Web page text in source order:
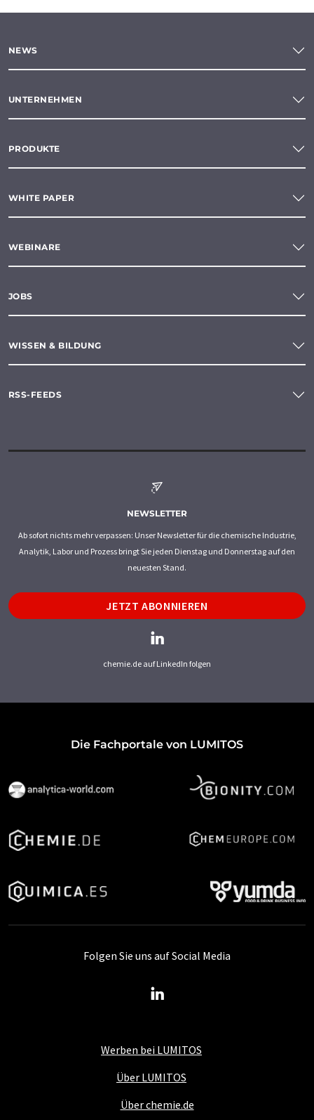
NEWS
UNTERNEHMEN
PRODUKTE
WHITE PAPER
WEBINARE
JOBS
WISSEN & BILDUNG
RSS-FEEDS
NEWSLETTER
Ab sofort nichts mehr verpassen: Unser Newsletter für die chemische Industrie,
Analytik, Labor und Prozess bringt Sie jeden Dienstag und Donnerstag auf den
neuesten Stand.
JETZT ABONNIEREN
chemie.de auf LinkedIn folgen
Die Fachportale von LUMITOS
Werben bei LUMITOS
Über LUMITOS
Über chemie.de
Folgen Sie uns auf Social Media